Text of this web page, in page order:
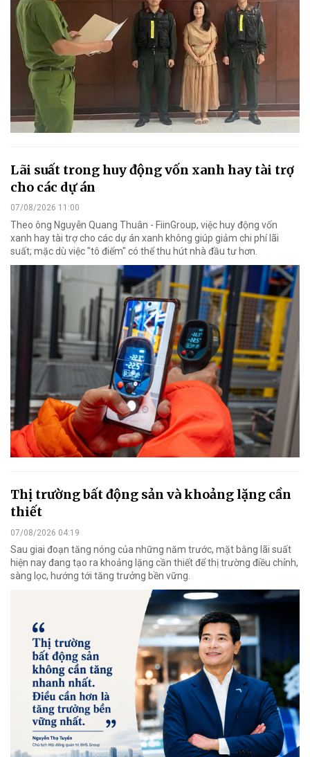
Lãi suất trong huy động vốn xanh hay tài trợ
cho các dự án
07/08/2026 11:00
Theo ông Nguyễn Quang Thuân - FiinGroup, việc huy động vốn
xanh hay tài trợ cho các dự án xanh không giúp giảm chi phí lãi
suất; mặc dù việc "tô điểm" có thể thu hút nhà đầu tư hơn.
Thị trường bất động sản và khoảng lặng cần
thiết
07/08/2026 04:19
Sau giai đoạn tăng nóng của những năm trước, mặt bằng lãi suất
hiện nay đang tạo ra khoảng lặng cần thiết để thị trường điều chỉnh,
sàng lọc, hướng tới tăng trưởng bền vững.